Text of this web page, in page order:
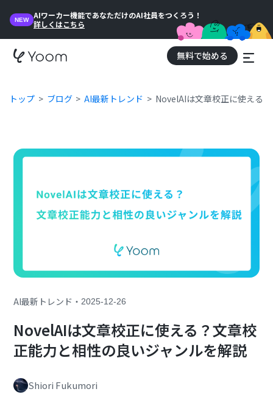
NEW
AIワーカー機能であなただけのAI社員をつくろう！
詳しくはこちら
無料で始める
トップ ブログ AI最新トレンド NovelAIは文章校正に使える
AI最新トレンド ・2025-12-26
NovelAIは文章校正に使える？文章校
正能力と相性の良いジャンルを解説
Shiori Fukumori